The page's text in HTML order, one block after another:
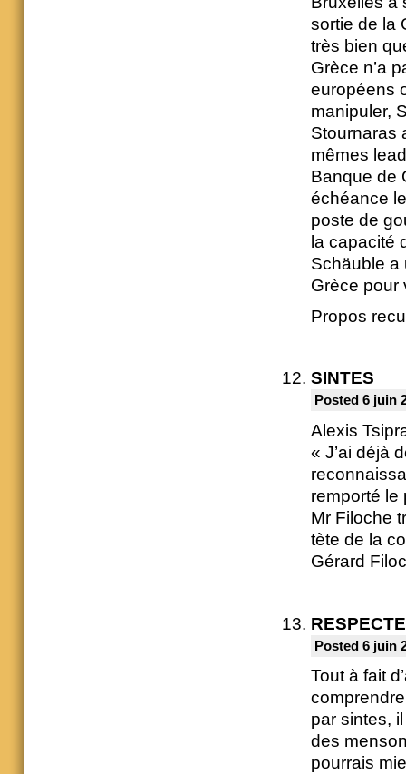
sortie de la
très bien
Grèce n’a
européens
manipuler,
Stournaras
mêmes
Banque de
échéance
poste de
la capacité
Schäuble a
Grèce pour
Propos
SINTES
Posted 6 juin
Alexis
« J’ai déjà
remporté le
Mr Filoche
tète de la
Gérard
Posted 6 juin
Tout à fait
par sintes,
des
pourrais